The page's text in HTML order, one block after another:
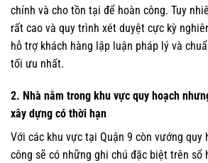
chính và cho tồn tại để hoàn công. Tuy
rất cao và quy trình xét duyệt cực kỳ
hỗ trợ khách hàng lập luận pháp lý và
tối ưu nhất.
2. Nhà nằm trong khu vực quy hoạch
xây dựng có thời hạn
Với các khu vực tại Quận 9 còn vướng quy
công sẽ có những ghi chú đặc biệt trên sổ